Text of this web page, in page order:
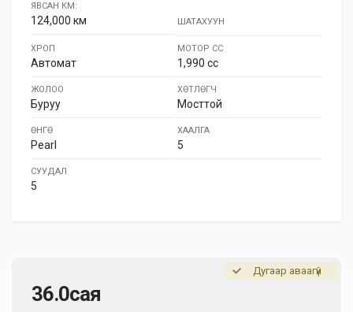
36.0сая
Дугаар аваагүй
ЯВСАН КМ:
124,000 км ШАТАХУУН
ХРОП
Автомат
МОТОР СС
1,990 cc
ЖОЛОО
Буруу
ХӨТЛӨГЧ
Мосттой
ӨНГӨ
Pearl
ХААЛГА
5
СУУДАЛ
5